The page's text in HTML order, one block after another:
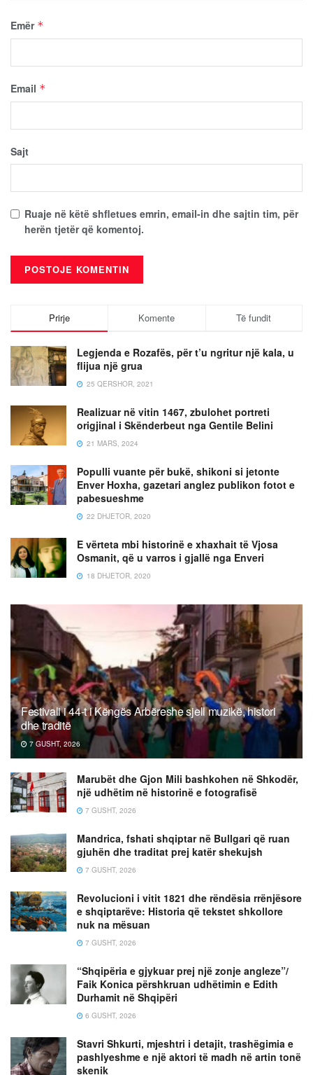
Emër *
Email *
Sajt
Ruaje në këtë shfletues emrin, email-in dhe sajtin tim, për
herën tjetër që komentoj.
Prirje Komente Të fundit
Legjenda e Rozafës, për t’u ngritur një kala, u
flijua një grua
25 QERSHOR, 2021
Realizuar në vitin 1467, zbulohet portreti
origjinal i Skënderbeut nga Gentile Belini
21 MARS, 2024
Populli vuante për bukë, shikoni si jetonte
Enver Hoxha, gazetari anglez publikon fotot e
pabesueshme
22 DHJETOR, 2020
E vërteta mbi historinë e xhaxhait të Vjosa
Osmanit, që u varros i gjallë nga Enveri
18 DHJETOR, 2020
Festivali i 44-t i Këngës Arbëreshe sjell muzikë, histori
dhe traditë
7 GUSHT, 2026
Marubët dhe Gjon Mili bashkohen në Shkodër,
një udhëtim në historinë e fotografisë
7 GUSHT, 2026
Mandrica, fshati shqiptar në Bullgari që ruan
gjuhën dhe traditat prej katër shekujsh
7 GUSHT, 2026
Revolucioni i vitit 1821 dhe rëndësia rrënjësore
e shqiptarëve: Historia që tekstet shkollore
nuk na mësuan
7 GUSHT, 2026
“Shqipëria e gjykuar prej një zonje angleze”/
Faik Konica përshkruan udhëtimin e Edith
Durhamit në Shqipëri
6 GUSHT, 2026
Stavri Shkurti, mjeshtri i detajit, trashëgimia e
pashlyeshme e një aktori të madh në artin tonë
skenik